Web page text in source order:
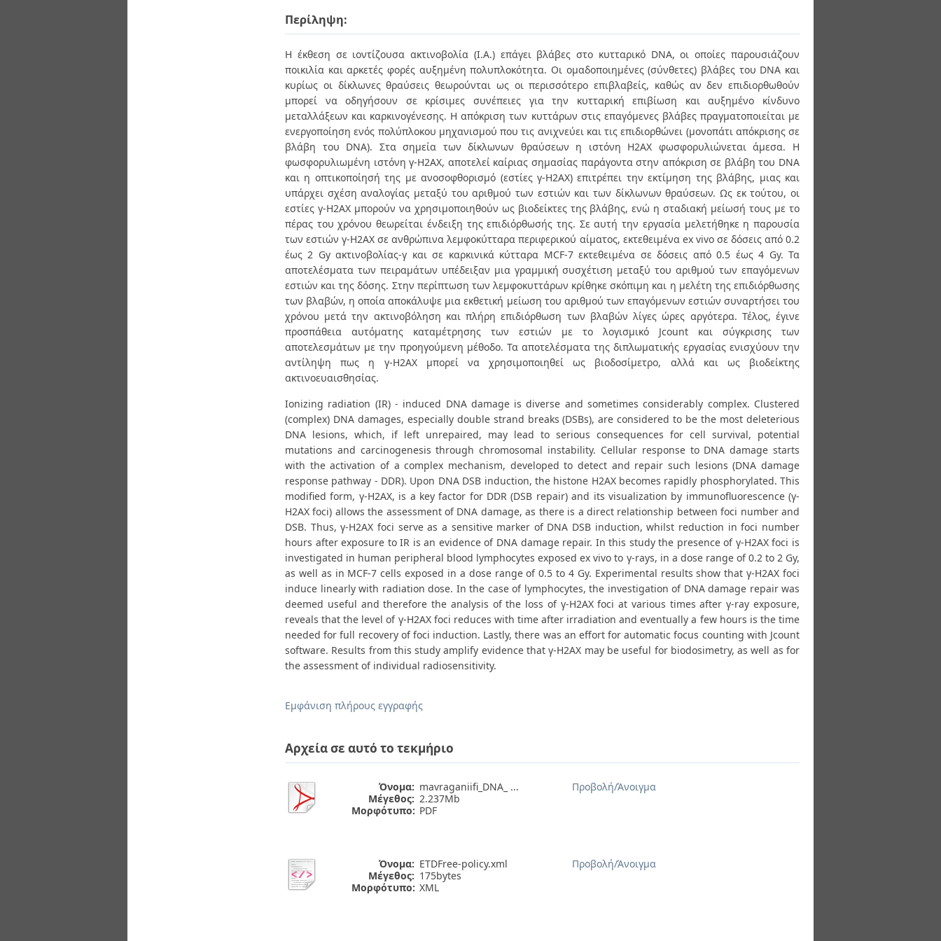
Περίληψη:
Η έκθεση σε ιοντίζουσα ακτινοβολία (Ι.Α.) επάγει βλάβες στο κυτταρικό DNA, οι οποίες παρουσιάζουν
ποικιλία και αρκετές φορές αυξημένη πολυπλοκότητα. Οι ομαδοποιημένες (σύνθετες) βλάβες του DNA και
κυρίως οι δίκλωνες θραύσεις θεωρούνται ως οι περισσότερο επιβλαβείς, καθώς αν δεν επιδιορθωθούν
μπορεί να οδηγήσουν σε κρίσιμες συνέπειες για την κυτταρική επιβίωση και αυξημένο κίνδυνο
μεταλλάξεων και καρκινογένεσης. Η απόκριση των κυττάρων στις επαγόμενες βλάβες πραγματοποιείται με
ενεργοποίηση ενός πολύπλοκου μηχανισμού που τις ανιχνεύει και τις επιδιορθώνει (μονοπάτι απόκρισης σε
βλάβη του DNΑ). Στα σημεία των δίκλωνων θραύσεων η ιστόνη Η2ΑΧ φωσφορυλιώνεται άμεσα. Η
φωσφορυλιωμένη ιστόνη γ-Η2ΑΧ, αποτελεί καίριας σημασίας παράγοντα στην απόκριση σε βλάβη του DNA
και η οπτικοποίησή της με ανοσοφθορισμό (εστίες γ-Η2ΑΧ) επιτρέπει την εκτίμηση της βλάβης, μιας και
υπάρχει σχέση αναλογίας μεταξύ του αριθμού των εστιών και των δίκλωνων θραύσεων. Ως εκ τούτου, οι
εστίες γ-Η2ΑΧ μπορούν να χρησιμοποιηθούν ως βιοδείκτες της βλάβης, ενώ η σταδιακή μείωσή τους με το
πέρας του χρόνου θεωρείται ένδειξη της επιδιόρθωσής της. Σε αυτή την εργασία μελετήθηκε η παρουσία
των εστιών γ-Η2ΑΧ σε ανθρώπινα λεμφοκύτταρα περιφερικού αίματος, εκτεθειμένα ex vivo σε δόσεις από 0.2
έως 2 Gy ακτινοβολίας-γ και σε καρκινικά κύτταρα MCF-7 εκτεθειμένα σε δόσεις από 0.5 έως 4 Gy. Τα
αποτελέσματα των πειραμάτων υπέδειξαν μια γραμμική συσχέτιση μεταξύ του αριθμού των επαγόμενων
εστιών και της δόσης. Στην περίπτωση των λεμφοκυττάρων κρίθηκε σκόπιμη και η μελέτη της επιδιόρθωσης
των βλαβών, η οποία αποκάλυψε μια εκθετική μείωση του αριθμού των επαγόμενων εστιών συναρτήσει του
χρόνου μετά την ακτινοβόληση και πλήρη επιδιόρθωση των βλαβών λίγες ώρες αργότερα. Τέλος, έγινε
προσπάθεια αυτόματης καταμέτρησης των εστιών με το λογισμικό Jcount και σύγκρισης των
αποτελεσμάτων με την προηγούμενη μέθοδο. Τα αποτελέσματα της διπλωματικής εργασίας ενισχύουν την
αντίληψη πως η γ-Η2ΑΧ μπορεί να χρησιμοποιηθεί ως βιοδοσίμετρο, αλλά και ως βιοδείκτης
ακτινοευαισθησίας.
Ionizing radiation (IR) - induced DNA damage is diverse and sometimes considerably complex. Clustered
(complex) DNA damages, especially double strand breaks (DSBs), are considered to be the most deleterious
DNA lesions, which, if left unrepaired, may lead to serious consequences for cell survival, potential
mutations and carcinogenesis through chromosomal instability. Cellular response to DNA damage starts
with the activation of a complex mechanism, developed to detect and repair such lesions (DNA damage
response pathway - DDR). Upon DNA DSB induction, the histone H2AX becomes rapidly phosphorylated. This
modified form, γ-Η2ΑΧ, is a key factor for DDR (DSB repair) and its visualization by immunofluorescence (γ-
H2AX foci) allows the assessment of DNA damage, as there is a direct relationship between foci number and
DSB. Thus, γ-H2AX foci serve as a sensitive marker of DNA DSB induction, whilst reduction in foci number
hours after exposure to IR is an evidence of DNA damage repair. In this study the presence of γ-H2AX foci is
investigated in human peripheral blood lymphocytes exposed ex vivo to γ-rays, in a dose range of 0.2 to 2 Gy,
as well as in MCF-7 cells exposed in a dose range of 0.5 to 4 Gy. Experimental results show that γ-H2AX foci
induce linearly with radiation dose. In the case of lymphocytes, the investigation of DNA damage repair was
deemed useful and therefore the analysis of the loss of γ-H2AX foci at various times after γ-ray exposure,
reveals that the level of γ-H2AX foci reduces with time after irradiation and eventually a few hours is the time
needed for full recovery of foci induction. Lastly, there was an effort for automatic focus counting with Jcount
software. Results from this study amplify evidence that γ-H2AX may be useful for biodosimetry, as well as for
the assessment of individual radiosensitivity.
Εμφάνιση πλήρους εγγραφής
Αρχεία σε αυτό το τεκμήριο
Όνομα: mavraganiifi_DNA_ ...
Μέγεθος: 2.237Mb
Μορφότυπο: PDF
Προβολή/Άνοιγμα
Όνομα: ETDFree-policy.xml
Μέγεθος: 175bytes
Μορφότυπο: XML
Προβολή/Άνοιγμα